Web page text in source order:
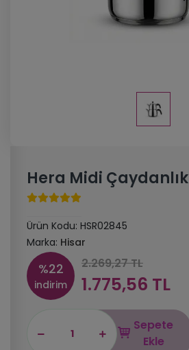
Hera Midi Çaydanlık
Ürün Kodu: HSR02845
Marka: Hisar
%22
indirim
2.269,27 TL
1.775,56 TL
Sepete
Ekle